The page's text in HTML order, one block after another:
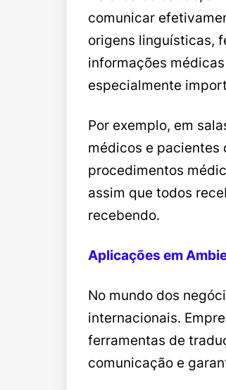
comunicar
origens linguísticas,
informações
especialmente
Por exemplo, em
médicos e pacientes
procedimentos
assim que todos
recebendo.
Aplicações em
No mundo dos
internacionais.
ferramentas de
comunicação e